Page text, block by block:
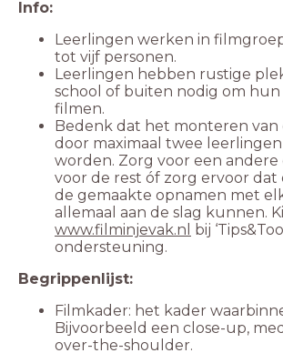
Leerlingen werken in
Leerlingen hebben rustige
school of buiten nodig om
Bedenk dat het monteren van
door maximaal twee
worden. Zorg voor een
voor de rest óf zorg ervoor
de gemaakte opnamen met
allemaal aan de slag kunnen.
www.filminjevak.nl bij
Filmkader: het kader
Bijvoorbeeld een close-up,